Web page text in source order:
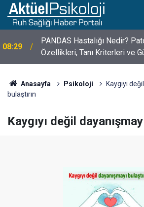
10:30
10 Mayıs Psikologlar Günü
Mayıs Tarihinin Hikayesi
Anasayfa Psikoloji
Kaygıyı
bulaştırın
Kaygıyı değil